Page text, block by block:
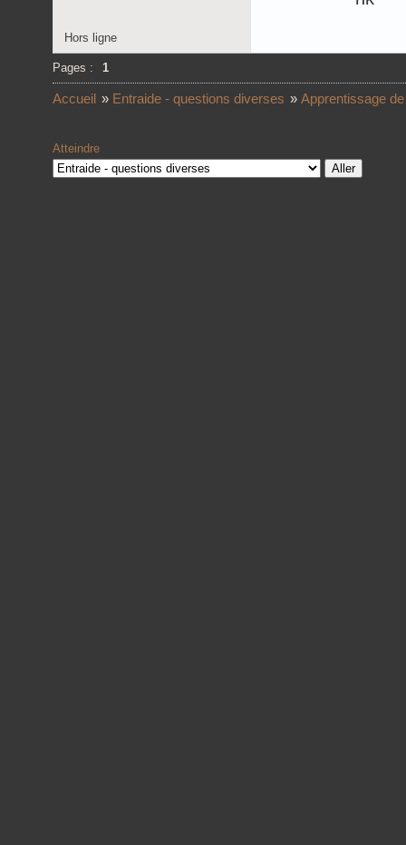
Hors ligne
Pages : 1
Accueil » Entraide - questions diverses » Apprentissage
Atteindre